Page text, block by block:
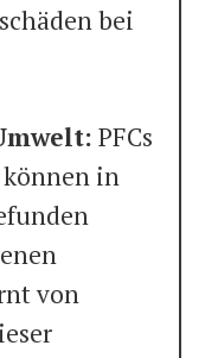
bei
PFCs
in
von